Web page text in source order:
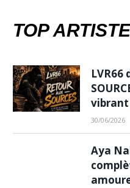
TOP
LVR66
vibrant
30/06/2026
Aya